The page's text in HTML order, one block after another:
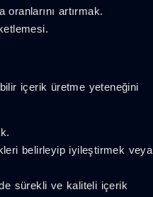
artırmak.
içerik üretme yeteneğini
belirleyip iyileştirmek veya
sürekli ve kaliteli içerik